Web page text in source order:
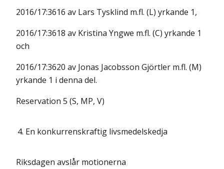
2016/17:3616 av Lars Tysklind m.fl. (L) yrkande 1,
2016/17:3618 av Kristina Yngwe m.fl. (C) yrkande 1
och
2016/17:3620 av Jonas Jacobsson Gjörtler m.fl. (M)
yrkande 1 i denna del.
Reservation 5 (S, MP, V)
4. En konkurrenskraftig livsmedelskedja
Riksdagen avslår motionerna